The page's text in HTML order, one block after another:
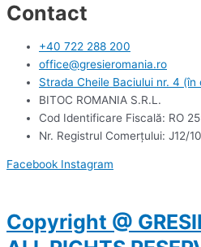
Contact
+40 722 288 200
office@gresieromania.ro
Strada Cheile Baciului nr. 4
BITOC ROMANIA S.R.L.
Cod Identificare Fiscală: RO
Nr. Registrul Comerţului: J12/
Facebook Instagram
Copyright @